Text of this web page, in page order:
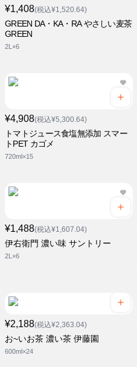
¥1,408(税込¥1,520.64)
GREEN DA・KA・RA やさしい麦茶
GREEN
2L×6
¥4,908(税込¥5,300.64)
トマトジュース食塩無添加 スマー
トPET カゴメ
720ml×15
¥1,488(税込¥1,607.04)
伊右衛門 濃い味 サントリー
2L×6
¥2,188(税込¥2,363.04)
お~いお茶 濃い茶 伊藤園
600ml×24